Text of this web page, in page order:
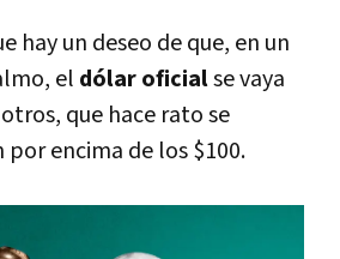
hay un deseo de que, en un
el dólar oficialse vaya
que hace rato se
encima de los $100.